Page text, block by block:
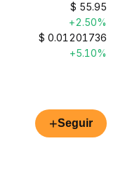
$ 55.95
+2.50%
$ 0.01201736
+5.10%
+Seguir